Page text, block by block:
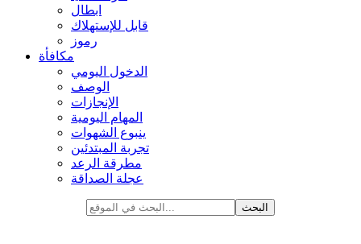
ابطال
قابل للإستهلاك
رموز
مكافأة
الدخول اليومي
الوصف
الإنجازات
المهام اليومية
ينبوع الشهوات
تجربة المبتدئين
مطرقة الرعد
عجلة الصداقة